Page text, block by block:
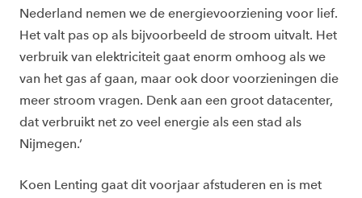
Nederland nemen we de energievoorziening voor lief.
Het valt pas op als bijvoorbeeld de stroom uitvalt. Het
verbruik van elektriciteit gaat enorm omhoog als we
van het gas af gaan, maar ook door voorzieningen die
meer stroom vragen. Denk aan een groot datacenter,
dat verbruikt net zo veel energie als een stad als
Nijmegen.’
Koen Lenting gaat dit voorjaar afstuderen en is met